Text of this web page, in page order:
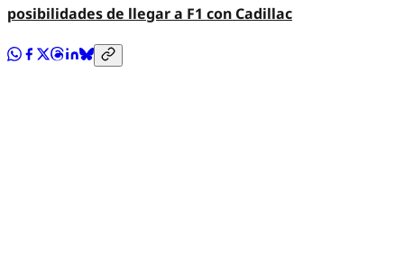
posibilidades de llegar a F1 con Cadillac